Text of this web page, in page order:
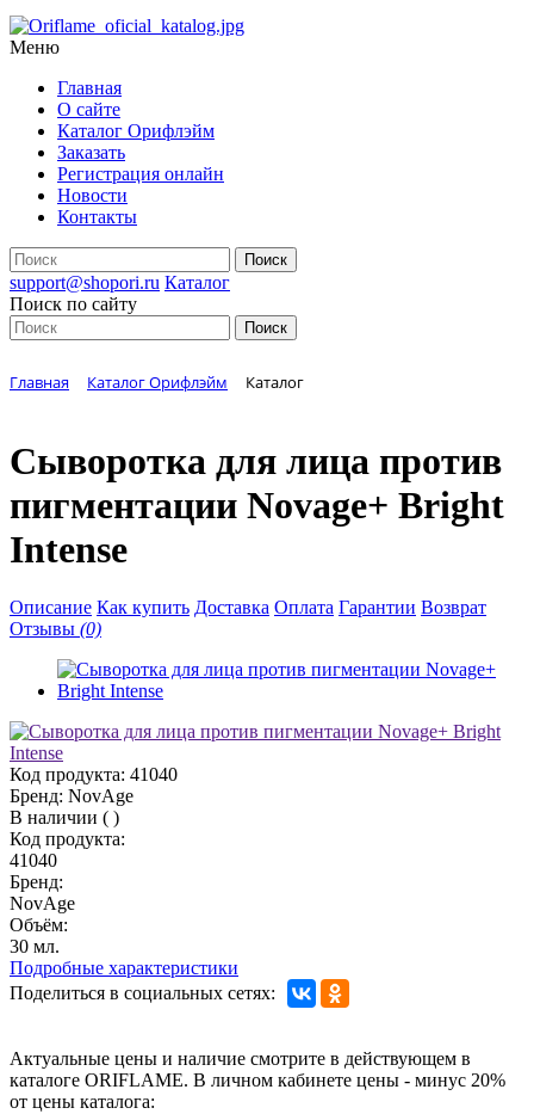
Меню
Главная
О сайте
Каталог Орифлэйм
Заказать
Регистрация онлайн
Новости
Контакты
support@shopori.ru Каталог
Поиск по сайту
Главная Каталог Орифлэйм Каталог
Сыворотка для лица против
пигментации Novage+ Bright
Intense
Описание Как купить Доставка Оплата Гарантии Возврат
Отзывы (0)
Код продукта: 41040
Бренд: NovAge
В наличии ( )
Код продукта:
41040
Бренд:
NovAge
Объём:
30 мл.
Подробные характеристики
Поделиться в социальных сетях:
Актуальные цены и наличие смотрите в действующем в
каталоге ORIFLAME. В личном кабинете цены - минус 20%
от цены каталога: